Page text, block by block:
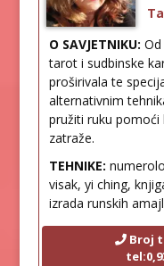
O SAVJETNIKU:
tarot i sudbinske
proširivala te
alternativnim
pružiti ruku
zatraže.
TEHNIKE:
visak, yi ching,
izrada runskih
Broj